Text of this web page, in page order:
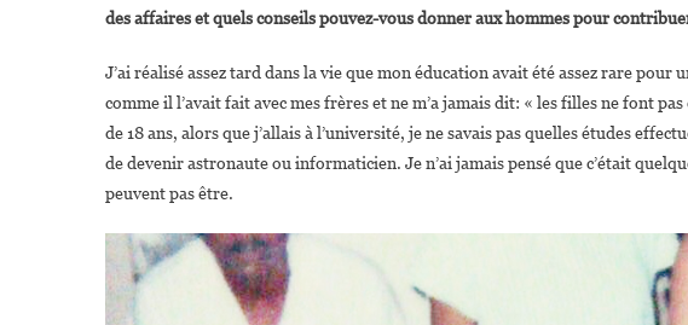
des affaires et quels conseils pouvez-vous donner aux hommes pour
J’ai réalisé assez tard dans la vie que mon éducation avait été assez rare pour
comme il l’avait fait avec mes frères et ne m’a jamais dit: « les filles ne font
de 18 ans, alors que j’allais à l’université, je ne savais pas quelles études
de devenir astronaute ou informaticien. Je n’ai jamais pensé que c’était
peuvent pas être.